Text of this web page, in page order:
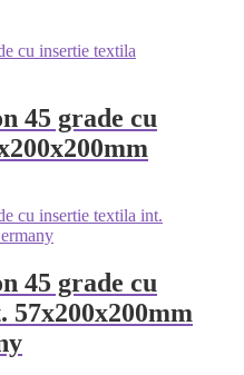
45 grade cu
45 grade cu